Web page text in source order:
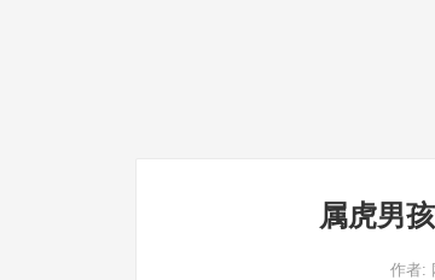
属虎男
作者: